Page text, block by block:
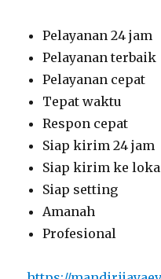
Pelayanan 24 jam
Pelayanan terbaik
Pelayanan cepat
Tepat waktu
Respon cepat
Siap kirim 24 jam
Siap kirim ke
Siap setting
Amanah
Profesional